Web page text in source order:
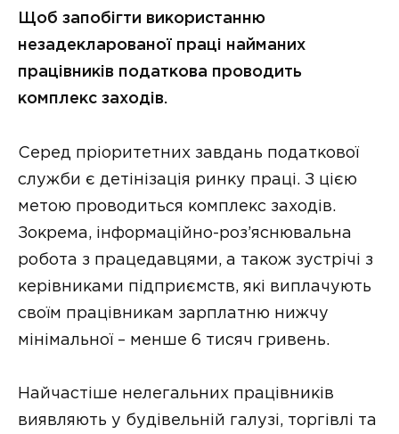
Щоб запобігти використанню
незадекларованої праці найманих
працівників податкова проводить
комплекс заходів.
Серед пріоритетних завдань податкової
служби є детінізація ринку праці. З цією
метою проводиться комплекс заходів.
Зокрема, інформаційно-роз’яснювальна
робота з працедавцями, а також зустрічі з
керівниками підприємств, які виплачують
своїм працівникам зарплатню нижчу
мінімальної – менше 6 тисяч гривень.
Найчастіше нелегальних працівників
виявляють у будівельній галузі, торгівлі та